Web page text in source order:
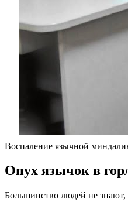
Воспаление язычной
Опух язычок в
Большинство людей не знают,